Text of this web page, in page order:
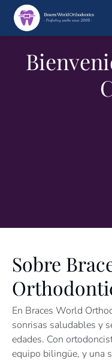
Skip
content
Sobre
En Braces World
sonrisas saludables y
edades. Con
equipo bilingüe, y una